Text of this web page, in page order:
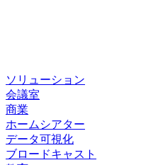
ソリューション
会議室
商業
ホームシアター
データ可視化
ブロードキャスト